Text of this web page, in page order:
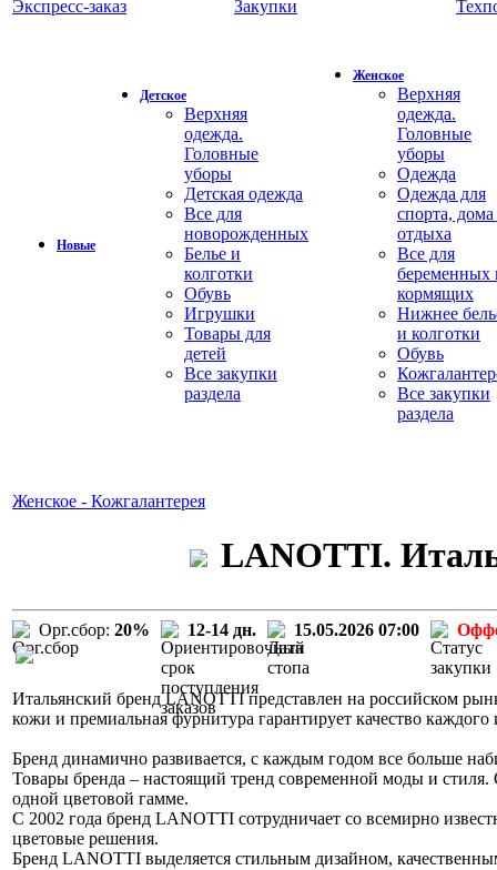
Экспресс-заказ Закупки
Новые
Детское
Верхняя
одежда.
Головные
уборы
Детская одежда
Все для
новорожденных
Белье и
колготки
Обувь
Игрушки
Товары для
детей
Все закупки
раздела
Женское
Верхняя
одежда.
Головные
уборы
Одежда
Одежда для
спорта,
отдыха
Все для
беременных
кормящих
Нижнее
и колготки
Обувь
Все закупки
раздела
Женское - Кожгалантерея
LANOTTI.
Орг.сбор: 20% 12-14 дн. 15.05.2026 07:00
Итальянский бренд LANOTTI представлен на российском
кожи и премиальная фурнитура гарантирует качество
Бренд динамично развивается, с каждым годом все больше
Товары бренда – настоящий тренд современной моды и
одной цветовой гамме.
С 2002 года бренд LANOTTI сотрудничает со всемирно
цветовые решения.
Бренд LANOTTI выделяется стильным дизайном,